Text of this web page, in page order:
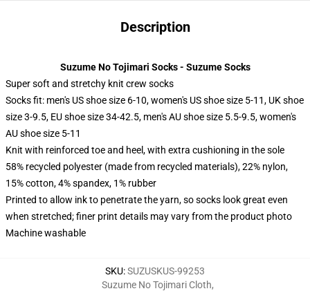
Description
Suzume No Tojimari Socks - Suzume Socks
Super soft and stretchy knit crew socks
Socks fit: men's US shoe size 6-10, women's US shoe size 5-11, UK shoe
size 3-9.5, EU shoe size 34-42.5, men's AU shoe size 5.5-9.5, women's
AU shoe size 5-11
Knit with reinforced toe and heel, with extra cushioning in the sole
58% recycled polyester (made from recycled materials), 22% nylon,
15% cotton, 4% spandex, 1% rubber
Printed to allow ink to penetrate the yarn, so socks look great even
when stretched; finer print details may vary from the product photo
Machine washable
SKU:SUZUSKUS-99253
Suzume No Tojimari Cloth,